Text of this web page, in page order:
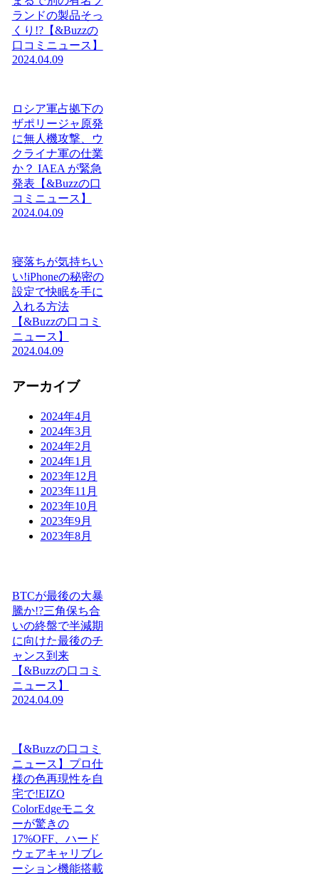
ランドの製品そっ
くり!?【&Buzzの
口コミニュース】
2024.04.09
ロシア軍占拠下の
ザポリージャ原発
に無人機攻撃、ウ
クライナ軍の仕業
か？ IAEA が緊急
発表【&Buzzの口
コミニュース】
2024.04.09
寝落ちが気持ちい
い!iPhoneの秘密の
設定で快眠を手に
入れる方法
【&Buzzの口コミ
ニュース】
2024.04.09
アーカイブ
2024年4月
2024年3月
2024年2月
2024年1月
2023年12月
2023年11月
2023年10月
2023年9月
2023年8月
BTCが最後の大暴
騰か!?三角保ち合
いの終盤で半減期
に向けた最後のチ
ャンス到来
【&Buzzの口コミ
ニュース】
2024.04.09
【&Buzzの口コミ
ニュース】プロ仕
様の色再現性を自
宅で!EIZO
ColorEdgeモニタ
ーが驚きの
17%OFF、ハード
ウェアキャリブレ
ーション機能搭載